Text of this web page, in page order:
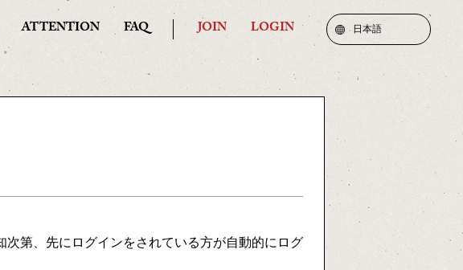
ATTENTION FAQ JOIN LOGIN 日本語
第、先にログインをされている方が自動的にログ